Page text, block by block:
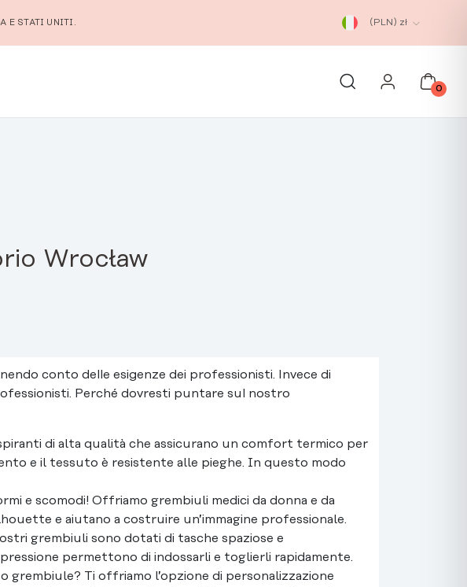
E STATI UNITI. (PLN) zł
0
Wrocław
conto delle esigenze dei professionisti. Invece di
Perché dovresti puntare sul nostro
di alta qualità che assicurano un comfort termico per
e il tessuto è resistente alle pieghe. In questo modo
e scomodi! Offriamo grembiuli medici da donna e da
e aiutano a costruire un’immagine professionale.
grembiuli sono dotati di tasche spaziose e
permettono di indossarli e toglierli rapidamente.
Ti offriamo l’opzione di personalizzazione